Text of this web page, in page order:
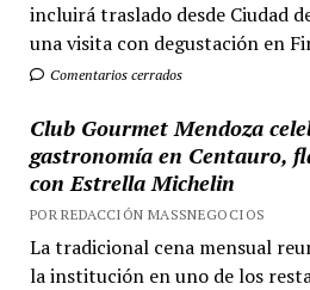
incluirá traslado desde Ciudad
una visita con degustación en
Comentarios cerrados
Club Gourmet Mendoza
gastronomía en Centauro,
con Estrella Michelin
POR REDACCIÓN MASSNEGOCIOS
La tradicional cena mensual
la institución en uno de los